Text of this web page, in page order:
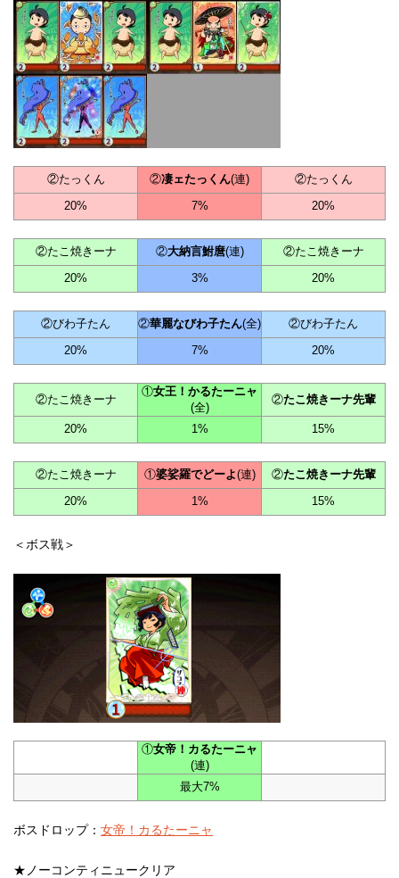
②たっくん ②凄ェたっくん(連)
②たっくん
20%
7% 20%
②たこ焼きーナ ②大納言鮒麿(連)
②たこ焼きーナ
20%
3% 20%
②びわ子たん ②華麗なびわ子たん(全)
②びわ子たん
20%
7% 20%
②たこ焼きーナ
①女王！かるたーニャ
(全)
②たこ焼きーナ先輩
20% 1% 15%
②たこ焼きーナ ①婆娑羅でどーよ(連) ②たこ焼きーナ先輩
20%
1% 15%
＜ボス戦＞
①女帝！カるたーニャ
(連)
最大7%
ボスドロップ： 女帝！カるたーニャ
★ノーコンティニュークリア